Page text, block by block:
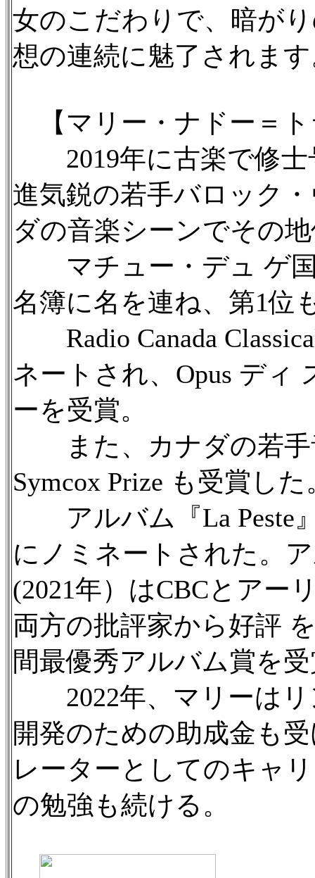
女のこだわりで、暗が
想の連続に魅了されま
【マリー・ナドー＝
2019年に古楽で修士
進気鋭の若手バロック
ダの音楽シーンでその
マチュー・デュ ゲ国
名簿に名を連ね、第1位
Radio Canada
ネートされ、Opus ディ
ーを受賞。
また、カナダの若手
Symcox Prize も受賞した
アルバム『La Peste』
にノミネートされた。ア
(2021年）はCBCとアー
両方の批評家から好評
間最優秀アルバム賞を
2022年、マリーはリ
開発のための助成金も
レーターとしてのキャ
の勉強も続ける。